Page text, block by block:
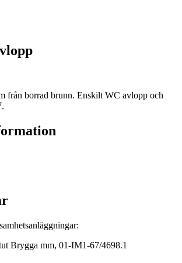
från borrad brunn. Enskilt WC avlopp och
Brygga mm, 01-IM1-67/4698.1